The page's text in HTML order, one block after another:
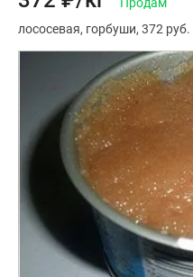
лососевая горбуши 372 руб.